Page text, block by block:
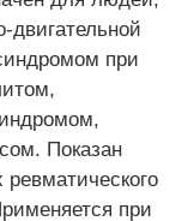
при
Показан
при